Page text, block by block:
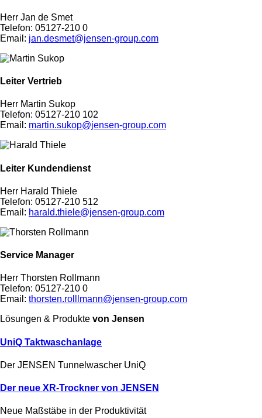
Herr Jan de Smet
Telefon: 05127-210 0
Email: jan.desmet@jensen-group.com
Leiter Vertrieb
Herr Martin Sukop
Telefon: 05127-210 102
Email: martin.sukop@jensen-group.com
Leiter Kundendienst
Herr Harald Thiele
Telefon: 05127-210 512
Email: harald.thiele@jensen-group.com
Service Manager
Herr Thorsten Rollmann
Telefon: 05127-210 0
Email: thorsten.rolllmann@jensen-group.com
Lösungen & Produkte von Jensen
UniQ Taktwaschanlage
Der JENSEN Tunnelwascher UniQ
Der neue XR-Trockner von JENSEN
Neue Maßstäbe in der Produktivität